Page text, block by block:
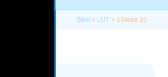
Bibel > LUT > 1.Mose 10